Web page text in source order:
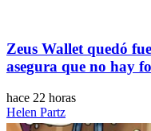
Zeus Wallet quedó
asegura que no hay
hace 22 horas
Helen Partz